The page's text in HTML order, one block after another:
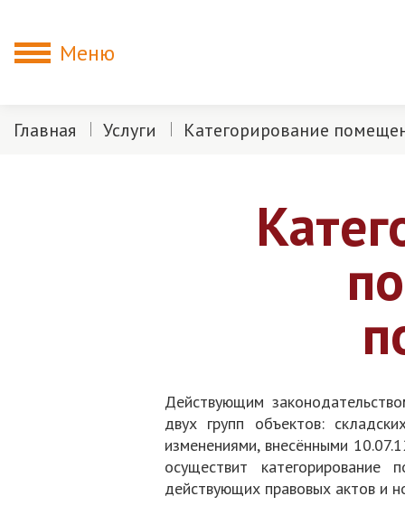
Меню
Главная Услуги Категорирование
Действующим
двух групп объектов:
изменениями, внесёнными
осуществит
действующих правовых актов и